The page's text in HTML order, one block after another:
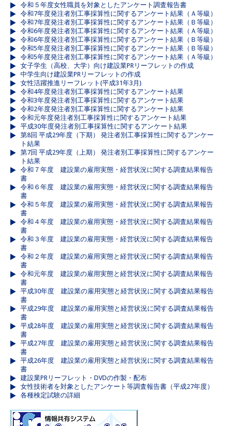
令和５年度女性職員を対象としたアンケート調査報告書
令和7年度発注者別工事採算性に関するアンケート結果（Ａ等級）
令和7年度発注者別工事採算性に関するアンケート結果（Ｂ等級）
令和6年度発注者別工事採算性に関するアンケート結果（Ａ等級）
令和6年度発注者別工事採算性に関するアンケート結果（Ｂ等級）
令和5年度発注者別工事採算性に関するアンケート結果（Ｂ等級）
令和5年度発注者別工事採算性に関するアンケート結果（Ａ等級）
女子学生（高校、大学）向け建設業PRリーフレットの作成
中学生向け建設業PRリーフレットの作成
女性活躍推進リーフレット(平成31年3月)
令和4年度発注者別工事採算性に関するアンケート結果
令和3年度発注者別工事採算性に関するアンケート結果
令和2年度発注者別工事採算性に関するアンケート結果
令和元年度発注者別工事採算性に関するアンケート結果
平成30年度発注者別工事採算性に関するアンケート結果
第8回 平成29年度（下期） 発注者別工事採算性に関するアンケー
ト結果
第7回 平成29年度（上期） 発注者別工事採算性に関するアンケー
ト結果
令和７年度 建設業の雇用実態・経営状況に関する調査結果報告
書
令和６年度 建設業の雇用実態・経営状況に関する調査結果報告
書
令和５年度 建設業の雇用実態・経営状況に関する調査結果報告
書
令和４年度 建設業の雇用実態・経営状況に関する調査結果報告
書
令和３年度 建設業の雇用実態・経営状況に関する調査結果報告
書
令和２年度 建設業の雇用実態と経営状況に関する調査結果報告
書
令和元年度 建設業の雇用実態と経営状況に関する調査結果報告
書
平成30年度 建設業の雇用実態と経営状況に関する調査結果報告
書
平成29年度 建設業の雇用実態と経営状況に関する調査結果報告
書
平成28年度 建設業の雇用実態と経営状況に関する調査結果報告
書
平成27年度 建設業の雇用実態と経営状況に関する調査結果報告
書
平成26年度 建設業の雇用実態と経営状況に関する調査結果報告
書
建設業PRリーフレット・DVDの作製・配布
女性技術者を対象としたアンケート等調査報告書（平成27年度）
各種検定試験の詳細